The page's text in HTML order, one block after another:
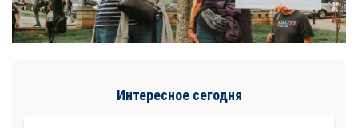
Интересное сегодня